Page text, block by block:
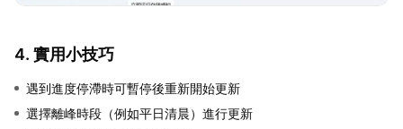
4. 實用小技巧
遇到進度停滯時可暫停後重新開始更新
選擇離峰時段（例如平日清晨）進行更新